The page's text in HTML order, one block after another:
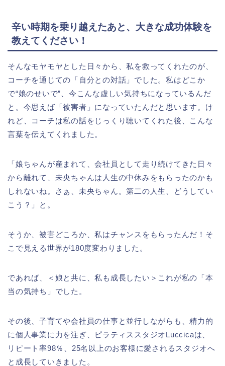
辛い時期を乗り越えたあと、大きな成功体験を
教えてください！
そんなモヤモヤとした日々から、私を救ってくれたのが、
コーチを通じての「自分との対話」でした。私はどこか
で“娘のせいで”、今こんな虚しい気持ちになっているんだ
と。今思えば「被害者」になっていたんだと思います。け
れど、コーチは私の話をじっくり聴いてくれた後、こんな
言葉を伝えてくれました。
「娘ちゃんが産まれて、会社員として走り続けてきた日々
から離れて、未央ちゃんは人生の中休みをもらったのかも
しれないね。さぁ、未央ちゃん。第二の人生、どうしてい
こう？」と。
そうか、被害どころか、私はチャンスをもらったんだ！そ
こで見える世界が180度変わりました。
であれば、＜娘と共に、私も成長したい＞これが私の「本
当の気持ち」でした。
その後、子育てや会社員の仕事と並行しながらも、精力的
に個人事業に力を注ぎ、ピラティススタジオLuccicaは、
リピート率98％、25名以上のお客様に愛されるスタジオへ
と成長していきました。